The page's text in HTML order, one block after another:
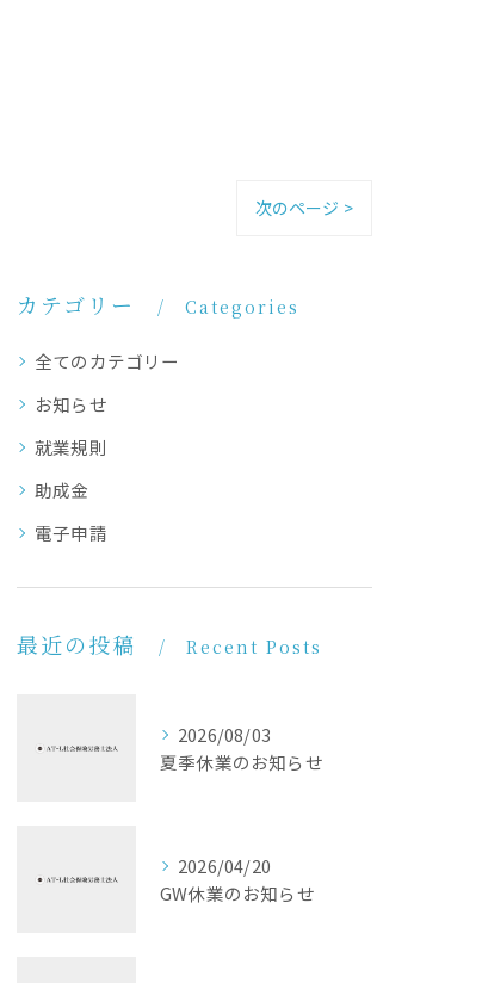
次のページ >
カテゴリー Categories
全てのカテゴリー
お知らせ
就業規則
助成金
電子申請
最近の投稿 Recent Posts
2026/08/03
夏季休業のお知らせ
2026/04/20
GW休業のお知らせ